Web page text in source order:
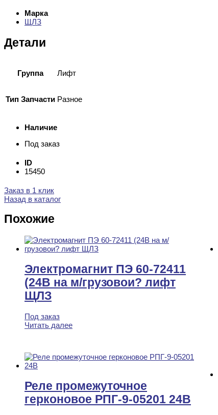
Марка
ЩЛЗ
Детали
Группа Лифт
Тип Запчасти Разное
Наличие
Под заказ
ID
15450
Заказ в 1 клик
Назад в каталог
Похожие
Электромагнит ПЭ 60-72411
(24В на м/грузовои? лифт
ЩЛЗ
Под заказ
Читать далее
Реле промежуточное
герконовое РПГ-9-05201 24В